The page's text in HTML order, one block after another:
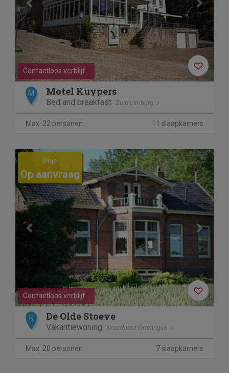
Contactloos verblijf
M Motel Kuypers
Bed and breakfast Zuid Limburg
Max. 22 personen 11 slaapkamers
Previous Next
Contactloos verblijf
Prijs
Op aanvraag
N De Olde Stoeve
Vakantiewoning Noordoost Groningen
Max. 20 personen 7 slaapkamers